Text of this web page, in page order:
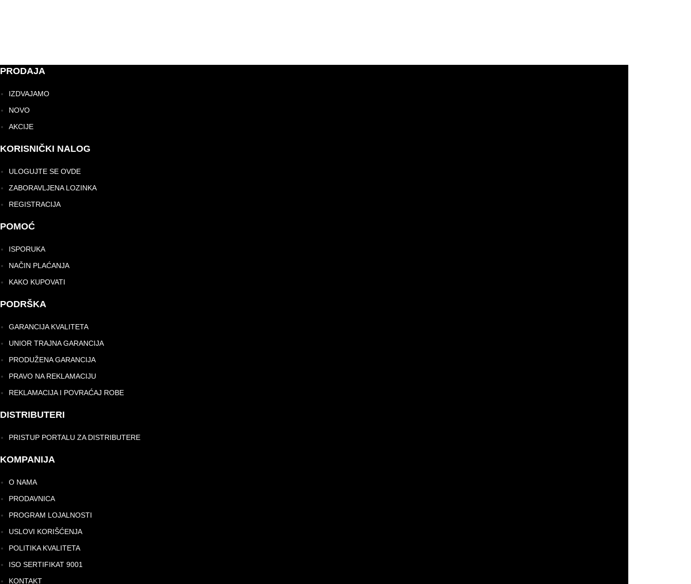
PRODAJA
IZDVAJAMO
NOVO
AKCIJE
KORISNIČKI NALOG
ULOGUJTE SE OVDE
ZABORAVLJENA LOZINKA
REGISTRACIJA
POMOĆ
ISPORUKA
NAČIN PLAĆANJA
KAKO KUPOVATI
PODRŠKA
GARANCIJA KVALITETA
UNIOR TRAJNA GARANCIJA
PRODUŽENA GARANCIJA
PRAVO NA REKLAMACIJU
REKLAMACIJA I POVRAĆAJ ROBE
DISTRIBUTERI
PRISTUP PORTALU ZA DISTRIBUTERE
KOMPANIJA
O NAMA
PRODAVNICA
PROGRAM LOJALNOSTI
USLOVI KORIŠĆENJA
POLITIKA KVALITETA
ISO SERTIFIKAT 9001
KONTAKT